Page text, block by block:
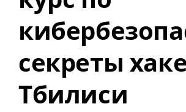
секреты
Тбилиси